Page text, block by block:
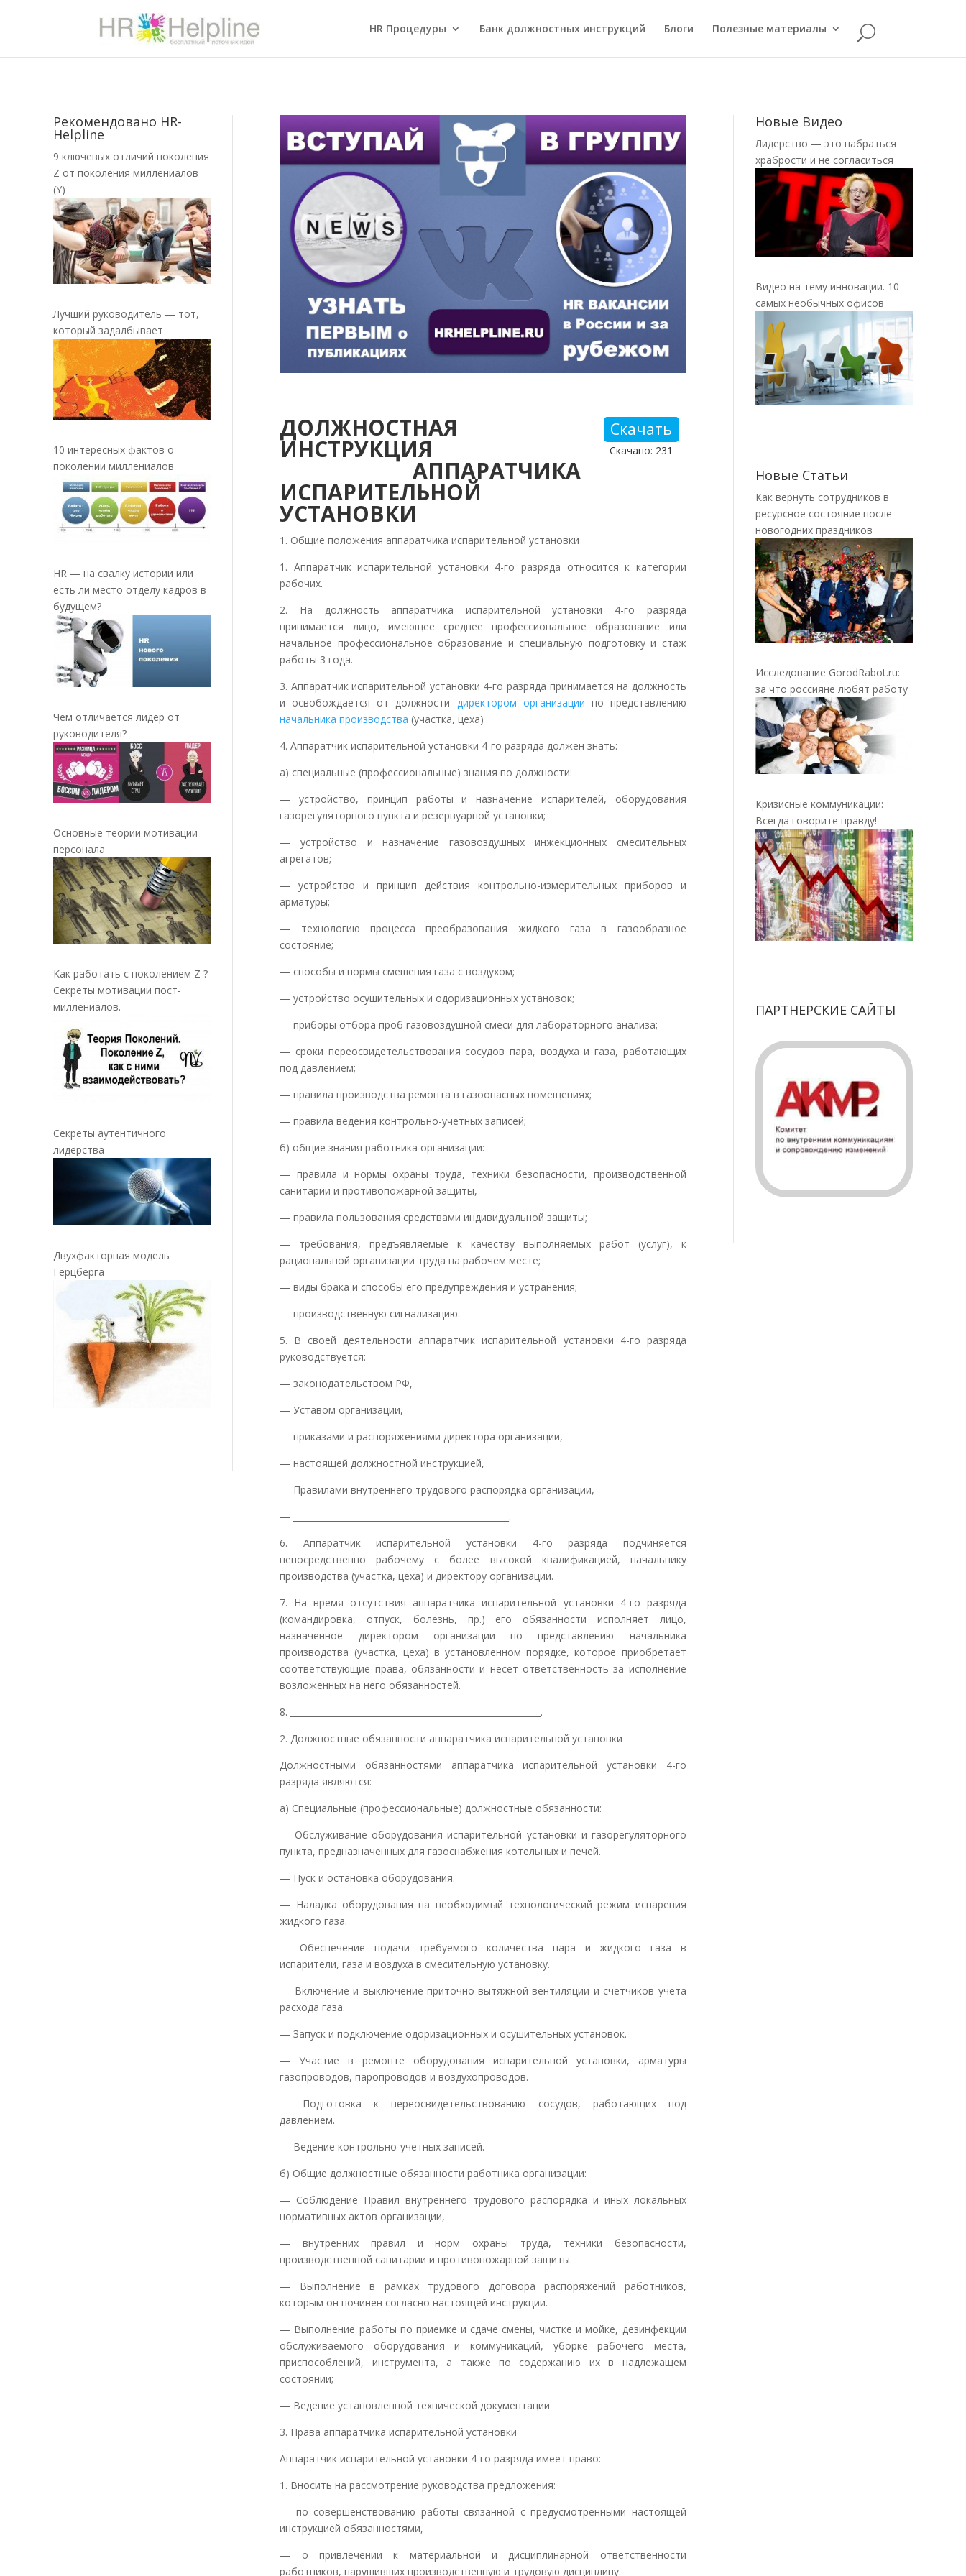
HR Процедуры Банк должностных инструкций Блоги Полезные материалы
Рекомендовано HR-
Helpline
9 ключевых отличий поколения
Z от поколения миллениалов
(Y)
Лучший руководитель — тот,
который задалбывает
10 интересных фактов о
поколении миллениалов
HR — на свалку истории или
есть ли место отделу кадров в
будущем?
Чем отличается лидер от
руководителя?
Основные теории мотивации
персонала
Как работать с поколением Z ?
Секреты мотивации пост-
миллениалов.
Секреты аутентичного
лидерства
Двухфакторная модель
Герцберга
ДОЛЖНОСТНАЯ
ИНСТРУКЦИЯ
АППАРАТЧИКА
ИСПАРИТЕЛЬНОЙ
УСТАНОВКИ
Скачать
Скачано: 231
1. Общие положения аппаратчика испарительной установки
1. Аппаратчик испарительной установки 4-го разряда относится к категории
рабочих.
2. На должность аппаратчика испарительной установки 4-го разряда
принимается лицо, имеющее среднее профессиональное образование или
начальное профессиональное образование и специальную подготовку и стаж
работы 3 года.
3. Аппаратчик испарительной установки 4-го разряда принимается на должность
и освобождается от должности директором организации по представлению
начальника производства (участка, цеха)
4. Аппаратчик испарительной установки 4-го разряда должен знать:
а) специальные (профессиональные) знания по должности:
— устройство, принцип работы и назначение испарителей, оборудования
газорегуляторного пункта и резервуарной установки;
— устройство и назначение газовоздушных инжекционных смесительных
агрегатов;
— устройство и принцип действия контрольно-измерительных приборов и
арматуры;
— технологию процесса преобразования жидкого газа в газообразное
состояние;
— способы и нормы смешения газа с воздухом;
— устройство осушительных и одоризационных установок;
— приборы отбора проб газовоздушной смеси для лабораторного анализа;
— сроки переосвидетельствования сосудов пара, воздуха и газа, работающих
под давлением;
— правила производства ремонта в газоопасных помещениях;
— правила ведения контрольно-учетных записей;
б) общие знания работника организации:
— правила и нормы охраны труда, техники безопасности, производственной
санитарии и противопожарной защиты,
— правила пользования средствами индивидуальной защиты;
— требования, предъявляемые к качеству выполняемых работ (услуг), к
рациональной организации труда на рабочем месте;
— виды брака и способы его предупреждения и устранения;
— производственную сигнализацию.
5. В своей деятельности аппаратчик испарительной установки 4-го разряда
руководствуется:
— законодательством РФ,
— Уставом организации,
— приказами и распоряжениями директора организации,
— настоящей должностной инструкцией,
— Правилами внутреннего трудового распорядка организации,
— __________________________________________________.
6. Аппаратчик испарительной установки 4-го разряда подчиняется
непосредственно рабочему с более высокой квалификацией, начальнику
производства (участка, цеха) и директору организации.
7. На время отсутствия аппаратчика испарительной установки 4-го разряда
(командировка, отпуск, болезнь, пр.) его обязанности исполняет лицо,
назначенное директором организации по представлению начальника
производства (участка, цеха) в установленном порядке, которое приобретает
соответствующие права, обязанности и несет ответственность за исполнение
возложенных на него обязанностей.
8. __________________________________________________________.
2. Должностные обязанности аппаратчика испарительной установки
Должностными обязанностями аппаратчика испарительной установки 4-го
разряда являются:
а) Специальные (профессиональные) должностные обязанности:
— Обслуживание оборудования испарительной установки и газорегуляторного
пункта, предназначенных для газоснабжения котельных и печей.
— Пуск и остановка оборудования.
— Наладка оборудования на необходимый технологический режим испарения
жидкого газа.
— Обеспечение подачи требуемого количества пара и жидкого газа в
испарители, газа и воздуха в смесительную установку.
— Включение и выключение приточно-вытяжной вентиляции и счетчиков учета
расхода газа.
— Запуск и подключение одоризационных и осушительных установок.
— Участие в ремонте оборудования испарительной установки, арматуры
газопроводов, паропроводов и воздухопроводов.
— Подготовка к переосвидетельствованию сосудов, работающих под
давлением.
— Ведение контрольно-учетных записей.
б) Общие должностные обязанности работника организации:
— Соблюдение Правил внутреннего трудового распорядка и иных локальных
нормативных актов организации,
— внутренних правил и норм охраны труда, техники безопасности,
производственной санитарии и противопожарной защиты.
— Выполнение в рамках трудового договора распоряжений работников,
которым он починен согласно настоящей инструкции.
— Выполнение работы по приемке и сдаче смены, чистке и мойке, дезинфекции
обслуживаемого оборудования и коммуникаций, уборке рабочего места,
приспособлений, инструмента, а также по содержанию их в надлежащем
состоянии;
— Ведение установленной технической документации
3. Права аппаратчика испарительной установки
Аппаратчик испарительной установки 4-го разряда имеет право:
1. Вносить на рассмотрение руководства предложения:
— по совершенствованию работы связанной с предусмотренными настоящей
инструкцией обязанностями,
— о привлечении к материальной и дисциплинарной ответственности
работников, нарушивших производственную и трудовую дисциплину.
Новые Видео
Лидерство — это набраться
храбрости и не согласиться
Видео на тему инновации. 10
самых необычных офисов
Новые Статьи
Как вернуть сотрудников в
ресурсное состояние после
новогодних праздников
Исследование GorodRabot.ru:
за что россияне любят работу
Кризисные коммуникации:
Всегда говорите правду!
ПАРТНЕРСКИЕ САЙТЫ